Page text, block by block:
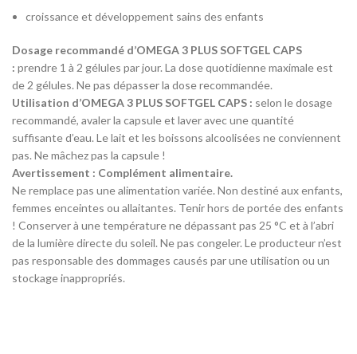
croissance et développement sains des enfants
Dosage recommandé d’OMEGA 3 PLUS SOFTGEL CAPS
: prendre 1 à 2 gélules par jour. La dose quotidienne maximale est
de 2 gélules. Ne pas dépasser la dose recommandée.
Utilisation d’OMEGA 3 PLUS SOFTGEL CAPS : selon le dosage
recommandé, avaler la capsule et laver avec une quantité
suffisante d’eau. Le lait et les boissons alcoolisées ne conviennent
pas. Ne mâchez pas la capsule !
Avertissement : Complément alimentaire.
Ne remplace pas une alimentation variée. Non destiné aux enfants,
femmes enceintes ou allaitantes. Tenir hors de portée des enfants
! Conserver à une température ne dépassant pas 25 °C et à l’abri
de la lumière directe du soleil. Ne pas congeler. Le producteur n’est
pas responsable des dommages causés par une utilisation ou un
stockage inappropriés.